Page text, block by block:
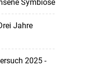
Symbiose
Jahre
2025 -